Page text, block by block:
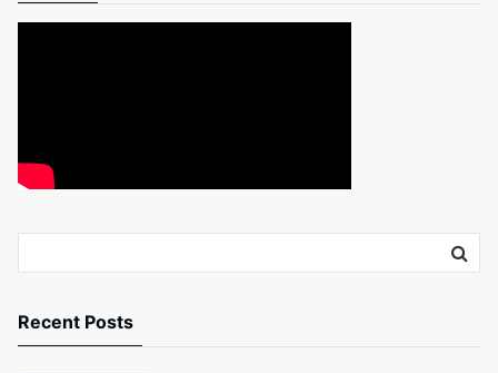
Recent Posts